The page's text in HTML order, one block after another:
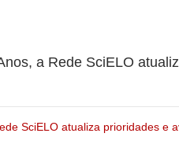
a Rede SciELO
SciELO atualiza prioridades e